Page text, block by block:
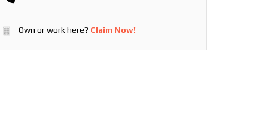
Own or work here? Claim Now!